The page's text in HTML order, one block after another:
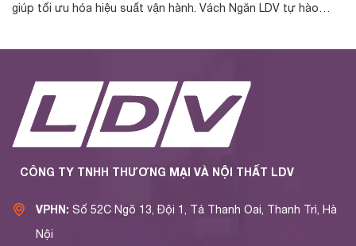
giúp tối ưu hóa hiệu suất vận hành. Vách Ngăn LDV tự hào
CÔNG TY TNHH THƯƠNG MẠI VÀ NỘI THẤT LDV
VPHN: Số 52C Ngõ 13, Đội 1, Tả Thanh Oai, Thanh Trì, Hà
Nội